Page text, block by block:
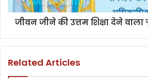
जीवन जीने की उत्तम शिक्षा देने वाला
Related Articles